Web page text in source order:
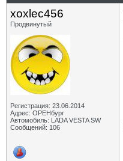
xoxlec456
Продвинутый
Регистрация: 23.06.2014
Адрес: ОРЕНбург
Автомобиль: LADA VESTA SW
Сообщений: 106